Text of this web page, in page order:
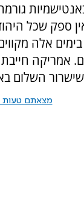
ספק שכל
אלה
אמריקה
השלום
מצאתם טעות